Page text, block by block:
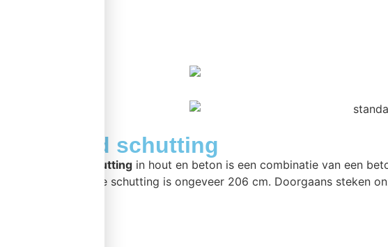
Standaard schutting
standaard schutting in hout en beton is een combinatie van een
De hoogte van deze schutting is ongeveer 206 cm. Doorgaans steken